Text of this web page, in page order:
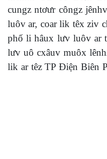
cungz ntơưr côngz
luôv ar, coar lik têx ziv
phố li hâux lưv luôv ar
lưv uô cxâuv muôx
lik ar têz TP Điện